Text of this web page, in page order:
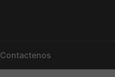
Contactenos